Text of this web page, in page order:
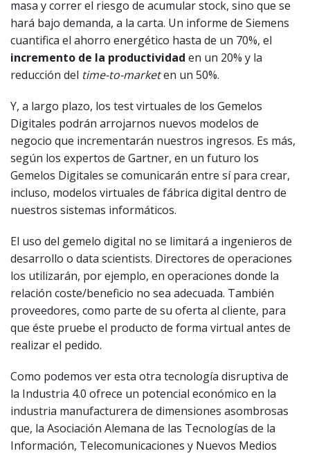
masa y correr el riesgo de acumular stock, sino que se
hará bajo demanda, a la carta. Un informe de Siemens
cuantifica el ahorro energético hasta de un 70%, el
incremento de la productividad en un 20% y la
reducción del time-to-marketen un 50%.
Y, a largo plazo, los test virtuales de los Gemelos
Digitales podrán arrojarnos nuevos modelos de
negocio que incrementarán nuestros ingresos. Es más,
según los expertos de Gartner, en un futuro los
Gemelos Digitales se comunicarán entre sí para crear,
incluso, modelos virtuales de fábrica digital dentro de
nuestros sistemas informáticos.
El uso del gemelo digital no se limitará a ingenieros de
desarrollo o data scientists. Directores de operaciones
los utilizarán, por ejemplo, en operaciones donde la
relación coste/beneficio no sea adecuada. También
proveedores, como parte de su oferta al cliente, para
que éste pruebe el producto de forma virtual antes de
realizar el pedido.
Como podemos ver esta otra tecnología disruptiva de
la Industria 4.0 ofrece un potencial económico en la
industria manufacturera de dimensiones asombrosas
que, la Asociación Alemana de las Tecnologías de la
Información, Telecomunicaciones y Nuevos Medios